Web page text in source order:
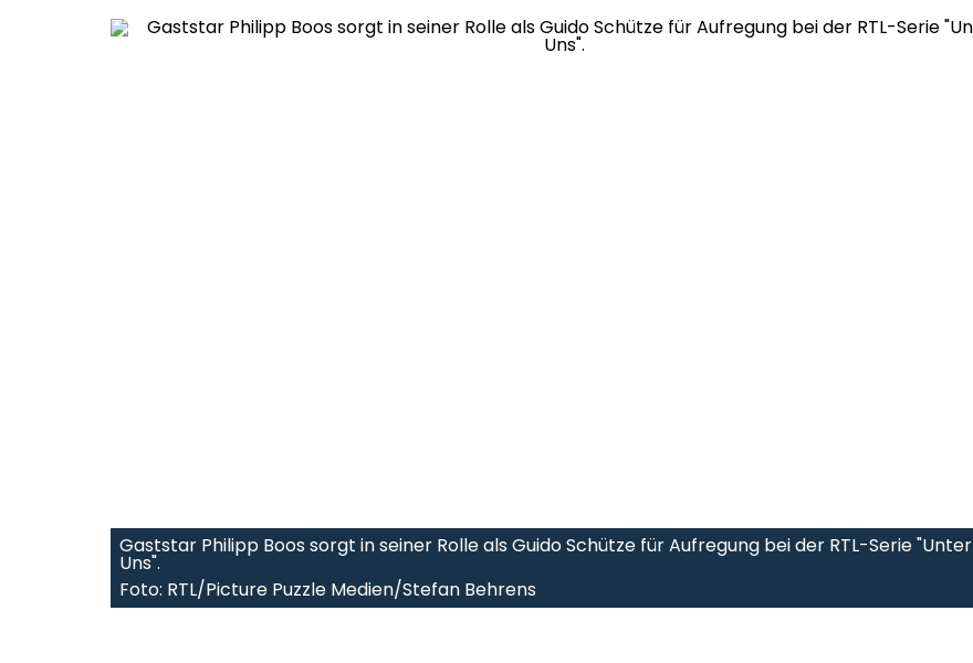
Gaststar Philipp Boos sorgt in seiner Rolle als Guido Schütze für Aufregung bei der RTL-Serie "Unter
Uns".
Foto: RTL/Picture Puzzle Medien/Stefan Behrens